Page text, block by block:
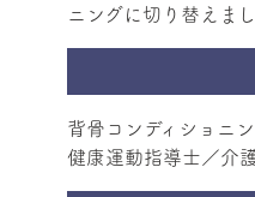
ニングに切り替えま
背骨コンディショニ